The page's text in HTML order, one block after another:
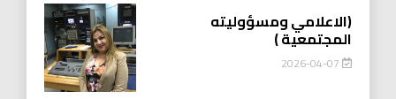
(الاعلامي ومسؤوليته
المجتمعية )
2026-04-07